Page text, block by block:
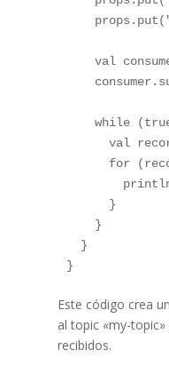
val
while
val
for
      }
    }
  }
Este código crea
al topic «my-
recibidos.